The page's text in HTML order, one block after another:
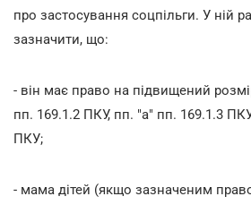
про застосування соцпільги. У ній
зазначити, що:
- він має право на підвищений
пп. 169.1.2 ПКУ, пп. "а" пп. 169.1.3
ПКУ;
- мама дітей (якщо зазначеним